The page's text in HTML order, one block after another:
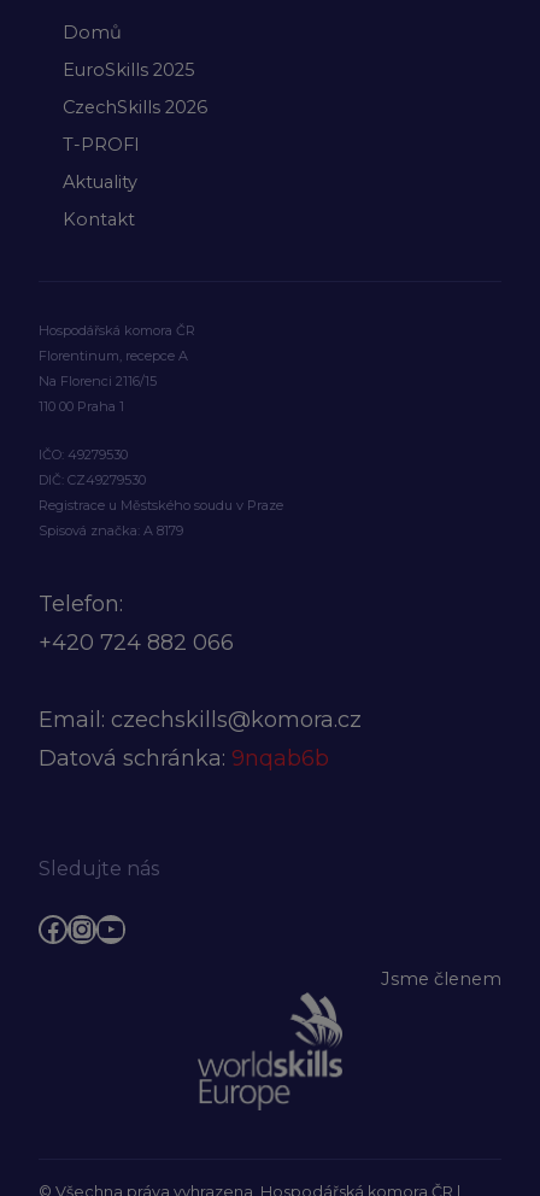
Domů
EuroSkills 2025
CzechSkills 2026
T-PROFI
Aktuality
Kontakt
Hospodářská komora ČR
Florentinum, recepce A
Na Florenci 2116/15
110 00 Praha 1
IČO: 49279530
DIČ: CZ49279530
Registrace u Městského soudu v Praze
Spisová značka: A 8179
Telefon:
+420 724 882 066
Email: czechskills@komora.cz
Datová schránka: 9nqab6b
Sledujte nás
Facebook
Instagram
YouTube
Jsme členem
© Všechna práva vyhrazena, Hospodářská komora ČR |